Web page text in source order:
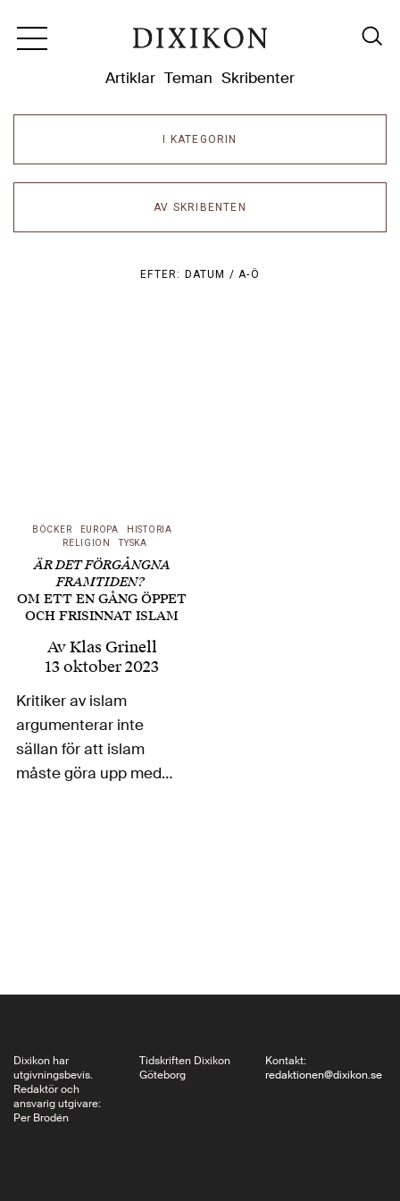
Artiklar Teman Skribenter
I KATEGORIN
AV SKRIBENTEN
EFTER: DATUM /A-Ö
BÖCKER EUROPA
HISTORIA
RELIGION
TYSKA
ÄR DET FÖRGÅNGNA
FRAMTIDEN?
OM ETT EN GÅNG ÖPPET
OCH FRISINNAT ISLAM
AvKlas Grinell
13 oktober 2023
Kritiker av islam
argumenterar inte
sällan för att islam
måste göra upp med
påverkad mer av…
Dixikon har
utgivningsbevis.
Redaktör och
ansvarig utgivare:
Per Brodén
Tidskriften Dixikon
Göteborg
Kontakt:
redaktionen@dixikon.se